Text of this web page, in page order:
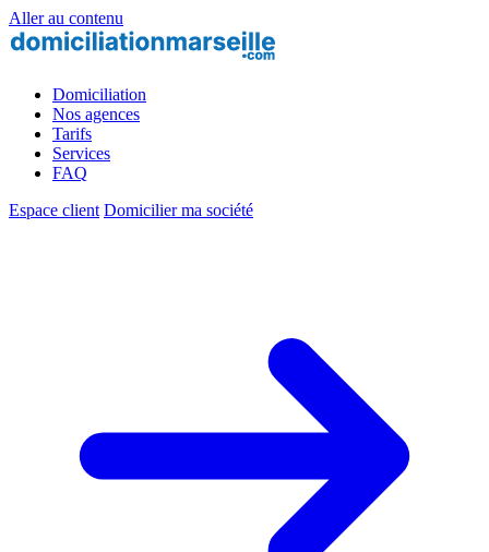
Aller au contenu
Domiciliation
Nos agences
Tarifs
Services
FAQ
Espace client Domicilier ma société